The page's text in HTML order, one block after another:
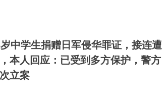
中学生捐赠日军侵华罪证，接连遭
本人回应：已受到多方保护，警方
立案